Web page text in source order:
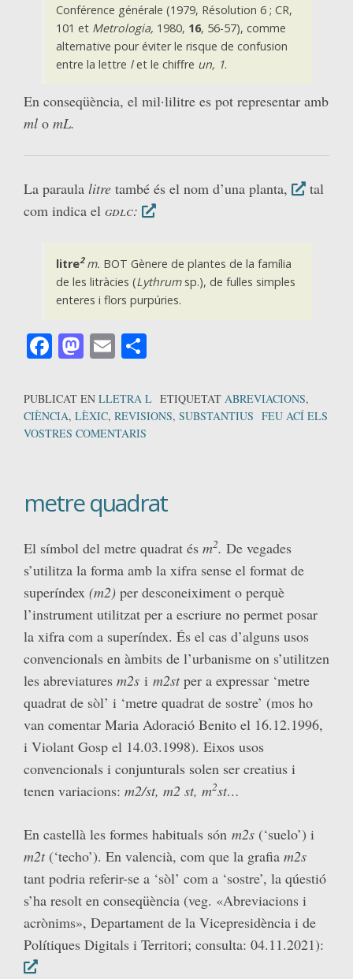
Conférence générale (1979, Résolution 6 ; CR,
101 et Metrologia, 1980, 16, 56-57), comme
alternative pour éviter le risque de confusion
entre la lettre let le chiffre un, 1.
En conseqüència, el mil·lilitre es pot representar amb
ml o mL.
La paraula litre també és el nom d’una planta,
tal
com indica el gdlc:
litre2 m. BOT Gènere de plantes de la família
de les litràcies (Lythrumsp.), de fulles simples
enteres i flors purpúries.
Facebook
Mastodon
Email
PUBLICAT EN LLETRA L ETIQUETAT ABREVIACIONS,
CIÈNCIA, LÈXIC, REVISIONS, SUBSTANTIUS FEU ACÍ ELS
VOSTRES COMENTARIS
metre quadrat
El símbol del metre quadrat és m2. De vegades
s’utilitza la forma amb la xifra sense el format de
superíndex (m2) per desconeiximent o perquè
l’instrument utilitzat per a escriure no permet posar
la xifra com a superíndex. És el cas d’alguns usos
convencionals en àmbits de l’urbanisme on s’utilitzen
les abreviatures m2s i m2stper a expressar ‘metre
quadrat de sòl’ i ‘metre quadrat de sostre’ (mos ho
van comentar Maria Adoració Benito el 16.12.1996,
i Violant Gosp el 14.03.1998). Eixos usos
convencionals i conjunturals solen ser creatius i
tenen variacions: m2/st, m2 st, m2st…
En castellà les formes habituals són m2s (‘suelo’) i
m2t (‘techo’). En valencià, com que la grafia m2s
tant podria referir-se a ‘sòl’ com a ‘sostre’, la qúestió
s’ha resolt en conseqüència (veg. «Abreviacions i
acrònims», Departament de la Vicepresidència i de
Polítiques Digitals i Territori; consulta: 04.11.2021):